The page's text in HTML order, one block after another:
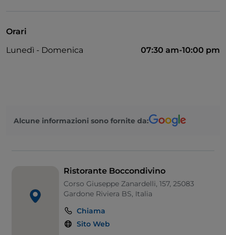
Orari
Lunedì - Domenica
07:30 am-10:00 pm
Alcune informazioni sono fornite da:
Ristorante Boccondivino
Corso Giuseppe Zanardelli, 157, 25083
Gardone Riviera BS, Italia
Chiama
Sito Web